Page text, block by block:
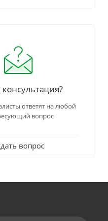
ответят на любой
вопрос
вопрос